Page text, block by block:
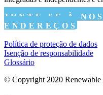
JUNTE-SE À
ENDEREÇOS
Política de proteção de dados
Isenção de responsabilidade
Glossário
© Copyright 2020 Renewable